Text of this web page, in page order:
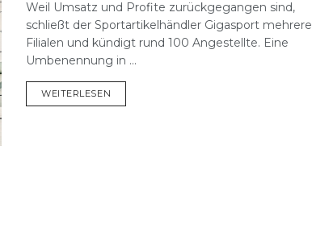
Weil Umsatz und Profite zurückgegangen sind,
schließt der Sportartikelhändler Gigasport mehrere
Filialen und kündigt rund 100 Angestellte. Eine
Umbenennung in ...
WEITERLESEN